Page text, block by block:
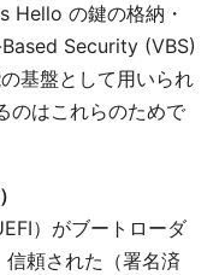
Hello の鍵の格納・
Security (VBS)
基盤として用いられ
のはこれらのためで
）がブートローダ
頼された（署名済